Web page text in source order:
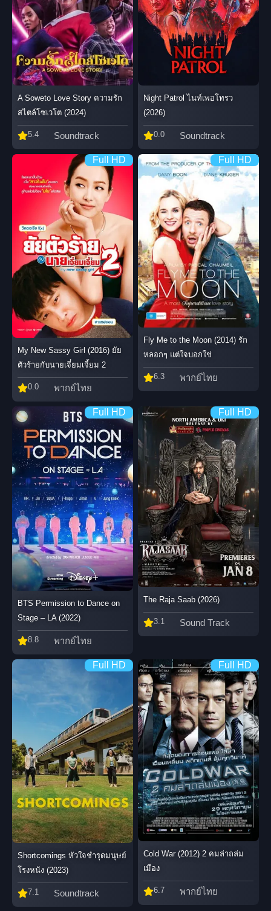
A Soweto Love Story ความรัก
สไตล์โซเวโต (2024)
5.4 Soundtrack
Night Patrol ไนท์เพอโทรว
(2026)
0.0 Soundtrack
Full HD
My New Sassy Girl (2016) ยัย
ตัวร้ายกับนายเจี๋ยมเจี้ยม 2
0.0 พากย์ไทย
Full HD
Fly Me to the Moon (2014) รัก
หลอกๆ แต่ใจบอกใช่
6.3 พากย์ไทย
Full HD
BTS Permission to Dance on
Stage – LA (2022)
8.8 พากย์ไทย
Full HD
The Raja Saab (2026)
3.1 Sound Track
Full HD
Shortcomings หัวใจชำรุดมนุษย์
โรงหนัง (2023)
7.1 Soundtrack
Full HD
Cold War (2012) 2 คมล่าถล่ม
เมือง
6.7 พากย์ไทย